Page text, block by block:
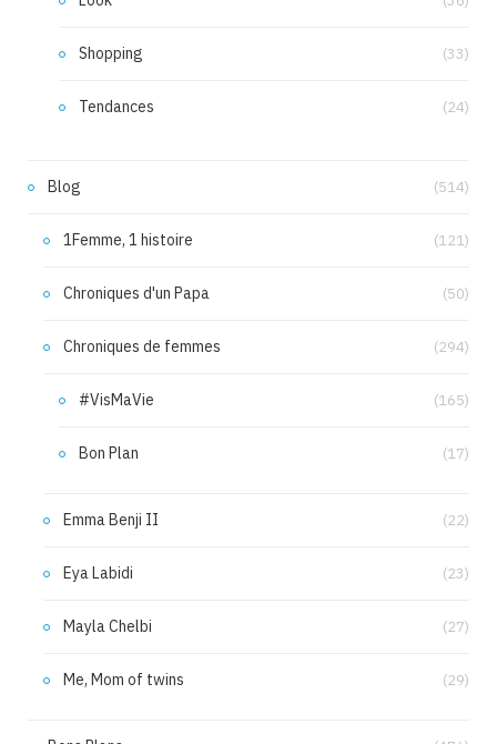
Shopping (33)
Tendances (24)
Blog (514)
1Femme, 1 histoire (121)
Chroniques d'un Papa (50)
Chroniques de femmes (294)
#VisMaVie (165)
Bon Plan (17)
Emma Benji II (22)
Eya Labidi (23)
Mayla Chelbi (27)
Me, Mom of twins (29)